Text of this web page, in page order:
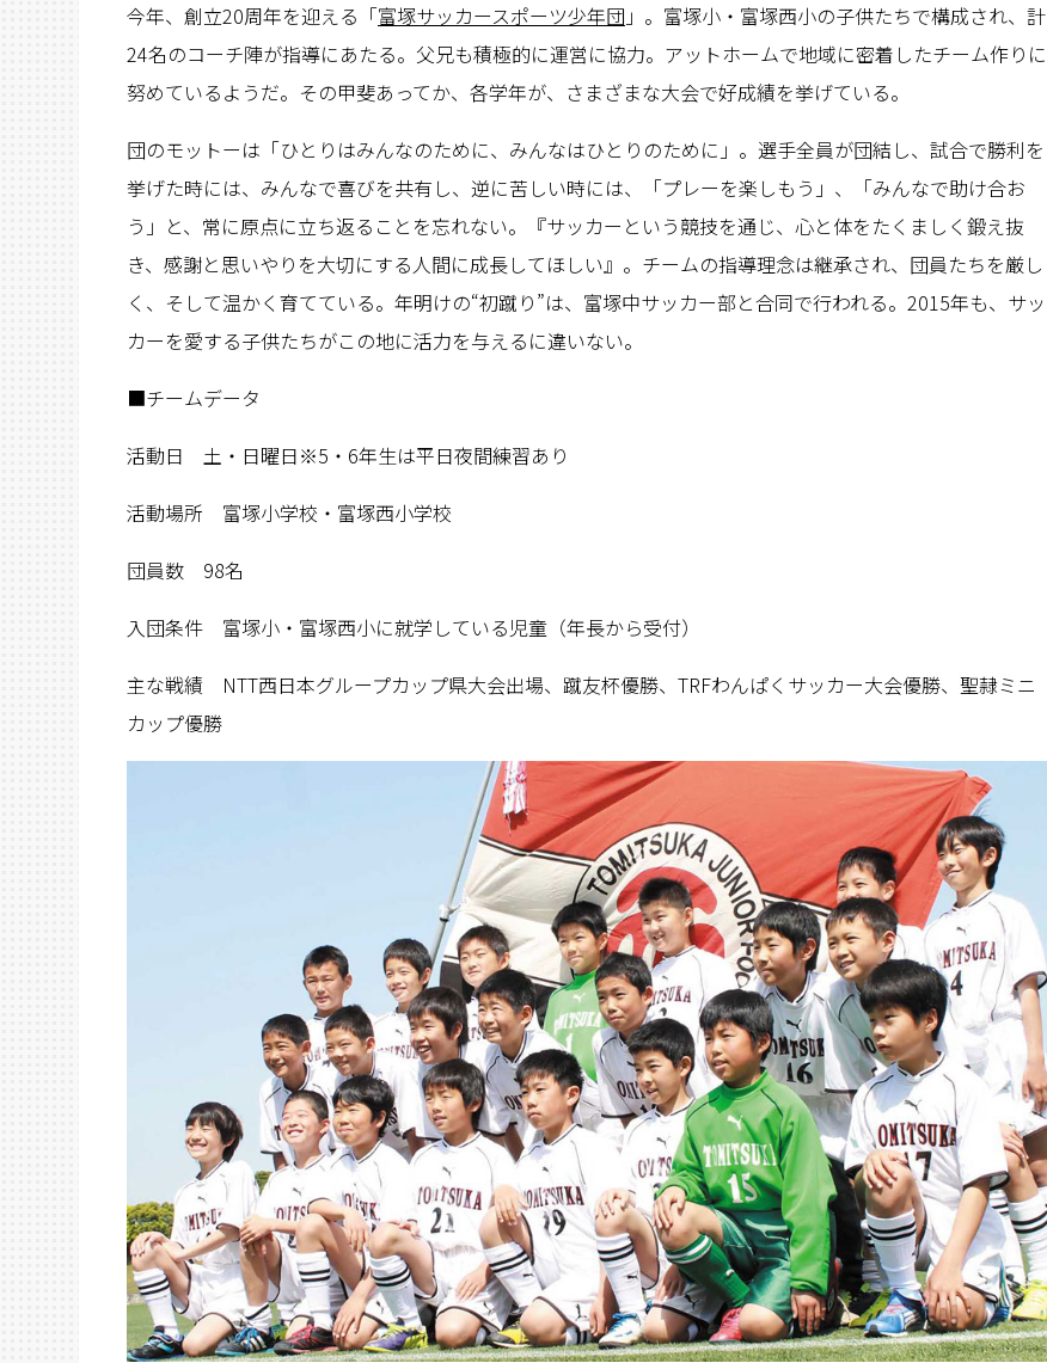
今年、創立20周年を迎える「富塚サッカースポーツ少年団 」。富塚小・富塚西小の子供たちで構成され、計
24名のコーチ陣が指導にあたる。父兄も積極的に運営に協力。アットホームで地域に密着したチーム作りに
努めているようだ。その甲斐あってか、各学年が、さまざまな大会で好成績を挙げている。
団のモットーは「ひとりはみんなのために、みんなはひとりのために」。選手全員が団結し、試合で勝利を
挙げた時には、みんなで喜びを共有し、逆に苦しい時には、「プレーを楽しもう」、「みんなで助け合お
う」と、常に原点に立ち返ることを忘れない。『サッカーという競技を通じ、心と体をたくましく鍛え抜
き、感謝と思いやりを大切にする人間に成長してほしい』。チームの指導理念は継承され、団員たちを厳し
く、そして温かく育てている。年明けの“初蹴り”は、富塚中サッカー部と合同で行われる。2015年も、サッ
カーを愛する子供たちがこの地に活力を与えるに違いない。
■チームデータ
活動日 土・日曜日※5・6年生は平日夜間練習あり
活動場所 富塚小学校・富塚西小学校
団員数 98名
入団条件 富塚小・富塚西小に就学している児童（年長から受付）
主な戦績 NTT西日本グループカップ県大会出場、蹴友杯優勝、TRFわんぱくサッカー大会優勝、聖隷ミニ
カップ優勝